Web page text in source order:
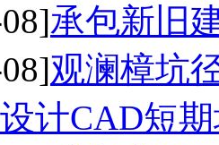
承包新旧
观澜樟坑
计CAD短